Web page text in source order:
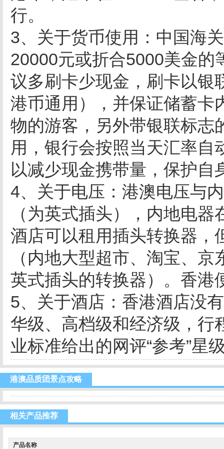
行。
3、关于货币使用：中国海
20000元或折合5000美金的
议多刷卡少现金，刷卡以银
港币通用），并保证储蓄卡
物的游客，另外带银联标志
用，银行会按照当天汇率自
以减少现金携带量，保护自
4、关于电压：港澳电压与
（为英式插头），内地电
酒店可以租用插头转换器，
（内地大型超市、淘宝、
英式插头的转换器）。香港
5、关于酒店：香港酒店没
华级、高档级和经济级，行
业标准给出的网评“参考”星
港澳品质团景点攻略
相关产品推荐
产品名称